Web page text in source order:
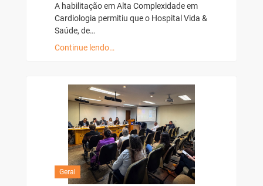
A habilitação em Alta Complexidade em
Cardiologia permitiu que o Hospital Vida &
Saúde, de…
Continue lendo…
Geral